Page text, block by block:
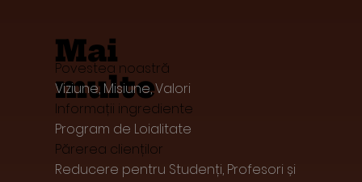
Mai
multe
Povestea noastră
Viziune, Misiune, Valori
Informații ingrediente
Program de Loialitate
Părerea clienților
Reducere pentru Studenți, Profesori și